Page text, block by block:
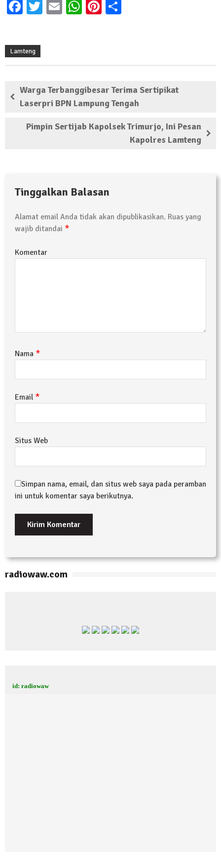
Facebook
Twitter
EmailWhatsApp
Pinterest
Lamteng
Warga Terbanggibesar Terima Sertipikat
Laserpri BPN Lampung Tengah
Pimpin Sertijab Kapolsek Trimurjo, Ini Pesan
Kapolres Lamteng
Tinggalkan Balasan
Alamat email Anda tidak akan dipublikasikan. Ruas yang
wajib ditandai *
Komentar
Nama *
Email *
Situs Web
Simpan nama, email, dan situs web saya pada peramban
ini untuk komentar saya berikutnya.
radiowaw.com
id: radiowaw